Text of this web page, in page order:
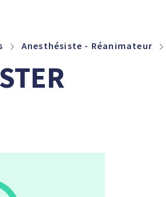
Anesthésiste - Réanimateur